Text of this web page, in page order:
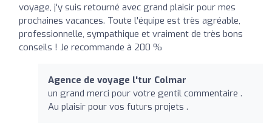
voyage, j'y suis retourné avec grand plaisir pour mes
prochaines vacances. Toute l'équipe est très agréable,
professionnelle, sympathique et vraiment de très bons
conseils ! Je recommande à 200 %
Agence de voyage l'tur Colmar
un grand merci pour votre gentil commentaire .
Au plaisir pour vos futurs projets .